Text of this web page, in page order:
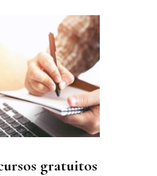
gratuitos